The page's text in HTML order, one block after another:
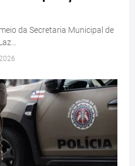
da Secretaria Municipal de